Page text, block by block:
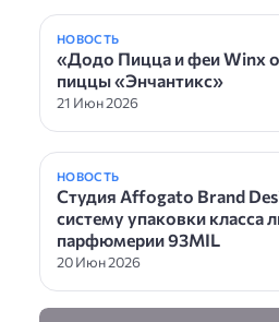
НОВОСТЬ
«Додо Пицца и феи Winx
пиццы «Энчантикс»
21 Июн 2026
НОВОСТЬ
Студия Affogato Brand
систему упаковки класса
парфюмерии 93MIL
20 Июн 2026